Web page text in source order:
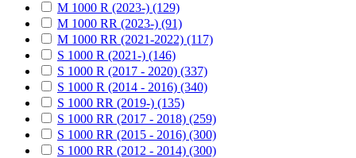
M 1000 R (2023-) (129)
M 1000 RR (2023-) (91)
M 1000 RR (2021-2022) (117)
S 1000 R (2021-) (146)
S 1000 R (2017 - 2020) (337)
S 1000 R (2014 - 2016) (340)
S 1000 RR (2019-) (135)
S 1000 RR (2017 - 2018) (259)
S 1000 RR (2015 - 2016) (300)
S 1000 RR (2012 - 2014) (300)